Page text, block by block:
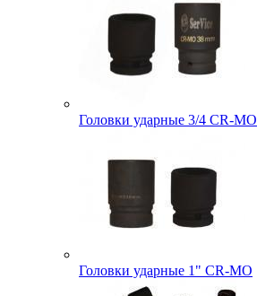
Головки ударные 3/4 CR-MO
Головки ударные 1" CR-MO